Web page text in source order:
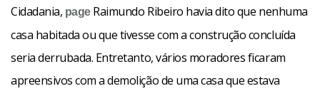
Cidadania, pageRaimundo Ribeiro havia dito que nenhuma
casa habitada ou que tivesse com a construção concluída
seria derrubada. Entretanto, vários moradores ficaram
apreensivos com a demolição de uma casa que estava